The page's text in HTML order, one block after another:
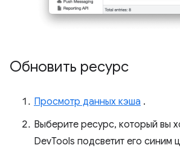
Обновить ресурс
Просмотр данных кэша .
Выберите ресурс, который вы
DevTools подсветит его синим